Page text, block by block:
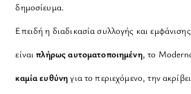
δημοσίευμα.
Επειδή η διαδικασία συλλογής και
είναιπλήρως αυτοματοποιημένη, το
καμία ευθύνηγια το περιεχόμενο, την